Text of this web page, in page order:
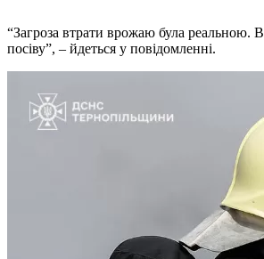
“Загроза втрати врожаю була реальною.
посіву”, – йдеться у повідомленні.